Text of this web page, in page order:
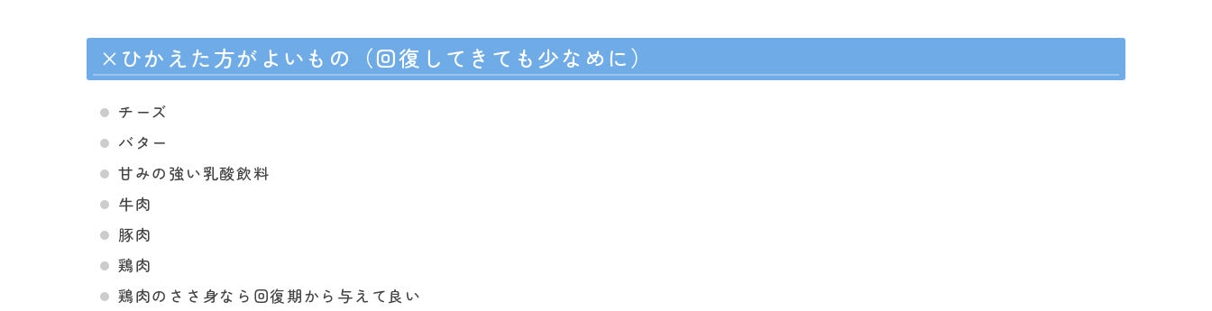
×ひかえた方がよいもの（回復してきても少なめに）
チーズ
バター
甘みの強い乳酸飲料
牛肉
豚肉
鶏肉
鶏肉のささ身なら回復期から与えて良い